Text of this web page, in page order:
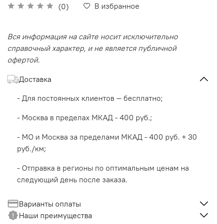
(0) В избранное
Вся информация на сайте носит исключительно
справочный характер, и не является публичной
офертой.
Доставка
- Для постоянных клиентов — бесплатно;
- Москва в пределах МКАД - 400 руб.;
- МО и Москва за пределами МКАД - 400 руб. + 30
руб./км;
- Отправка в регионы по оптимальным ценам на
следующий день после заказа.
Варианты оплаты
Наши преимущества